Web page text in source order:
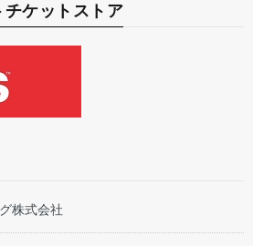
ケットストア
株式会社